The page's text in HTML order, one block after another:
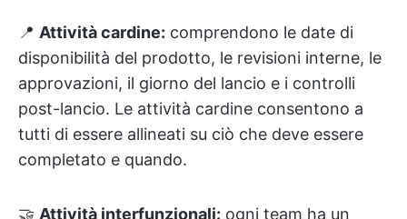
📍 Attività cardine: comprendono le date di
disponibilità del prodotto, le revisioni interne, le
approvazioni, il giorno del lancio e i controlli
post-lancio. Le attività cardine consentono a
tutti di essere allineati su ciò che deve essere
completato e quando.
🤝 Attività interfunzionali: ogni team ha un